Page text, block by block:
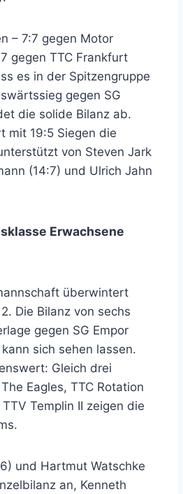
– 7:7 gegen Motor
gegen TTC Frankfurt
es in der Spitzengruppe
gegen SG
die solide Bilanz ab.
mit 19:5 Siegen die
von Steven Jark
(14:7) und Ulrich Jahn
Erwachsene
überwintert
Die Bilanz von sechs
gegen SG Empor
sich sehen lassen.
Gleich drei
Eagles, TTC Rotation
Templin II zeigen die
und Hartmut Watschke
an, Kenneth